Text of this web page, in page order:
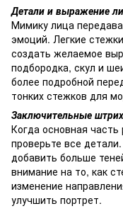
Детали и выражение
Мимику лица
эмоций. Легкие
создать желаемое
подбородка, скул и
более подробной
тонких стежков для
Заключительные
Когда основная
проверьте все
добавить больше
внимание на то, как
изменение
улучшить портрет.